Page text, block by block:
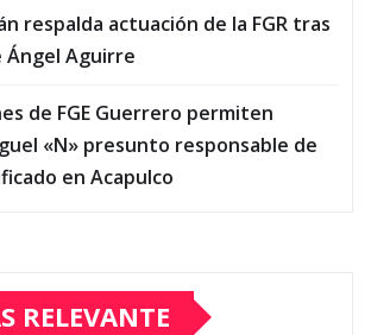
respalda actuación de la FGR tras
Aguirre
de FGE Guerrero permiten
«N» presunto responsable de
en Acapulco
RELEVANTE